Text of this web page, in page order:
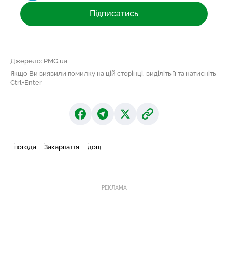
Підписатись
Джерело: PMG.ua
Якщо Ви виявили помилку на цій сторінці, виділіть її та натисніть
Ctrl+Enter
погода Закарпаття дощ
РЕКЛАМА